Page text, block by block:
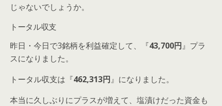
じゃないでしょうか。
トータル収支
昨日・今日で3銘柄を利益確定して、『43,700円』プラ
スになりました。
トータル収支は『462,313円』になりました。
本当に久しぶりにプラスが増えて、塩漬けだった資金も